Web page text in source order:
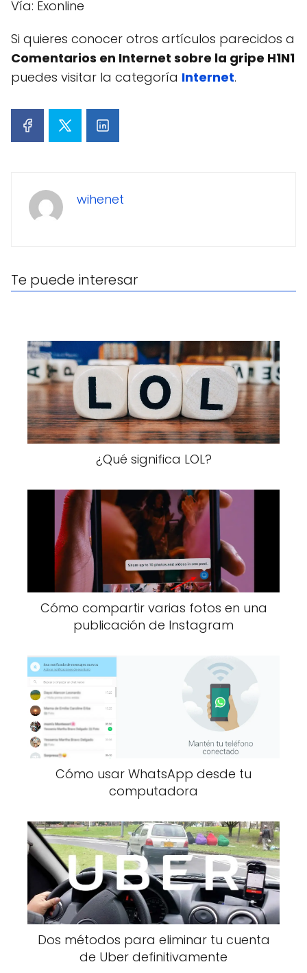
Vía: Exonline
Si quieres conocer otros artículos parecidos a
Comentarios en Internet sobre la gripe H1N1
puedes visitar la categoría Internet.
wihenet
Te puede interesar
¿Qué significa LOL?
Cómo compartir varias fotos en una
publicación de Instagram
Cómo usar WhatsApp desde tu
computadora
Dos métodos para eliminar tu cuenta
de Uber definitivamente